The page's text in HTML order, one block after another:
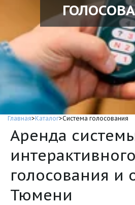
Главная>Каталог>Система голосования
Аренда
интерактивного
голосования и
Тюмени